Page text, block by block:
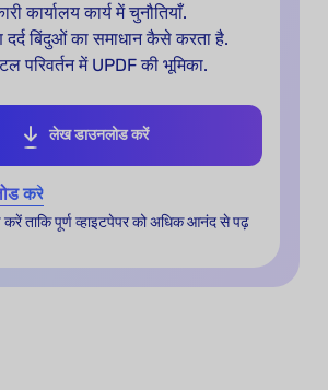
कार्यालय कार्य में चुनौतियाँ.
दर्द बिंदुओं का समाधान कैसे करता है.
परिवर्तन में UPDF की भूमिका.
लेख डाउनलोड करें
करें
ताकि पूर्ण व्हाइटपेपर को अधिक आनंद से पढ़